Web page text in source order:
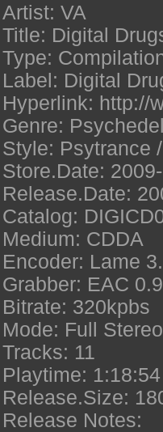
Artist: VA
Title: Digital
Type:
Label: Digital
Hyperlink: http://
Genre:
Style: Psytrance
Store.Date:
Release.Date:
Catalog:
Medium: CDDA
Encoder: Lame
Grabber: EAC
Bitrate: 320kpbs
Mode: Full Stereo
Tracks: 11
Playtime:
Release.Size:
Release Notes: